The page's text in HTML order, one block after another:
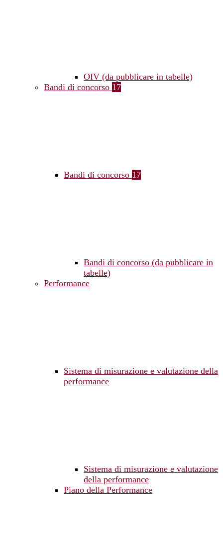
OIV (da pubblicare in tabelle)
Bandi di concorso 17
Bandi di concorso 17
Bandi di concorso (da pubblicare in
tabelle)
Performance
Sistema di misurazione e valutazione della
performance
Sistema di misurazione e valutazione
della performance
Piano della Performance